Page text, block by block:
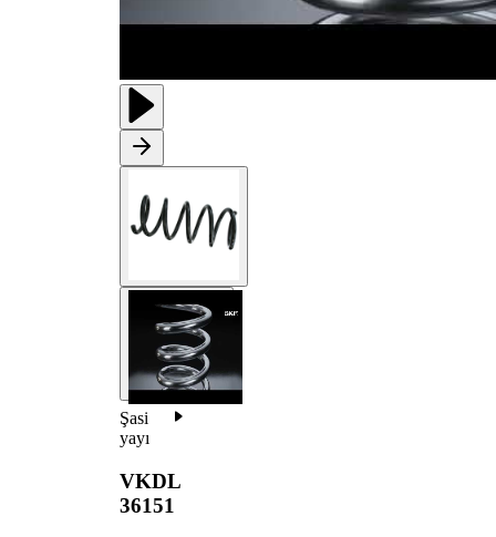
Şasi
yayı
VKDL
36151